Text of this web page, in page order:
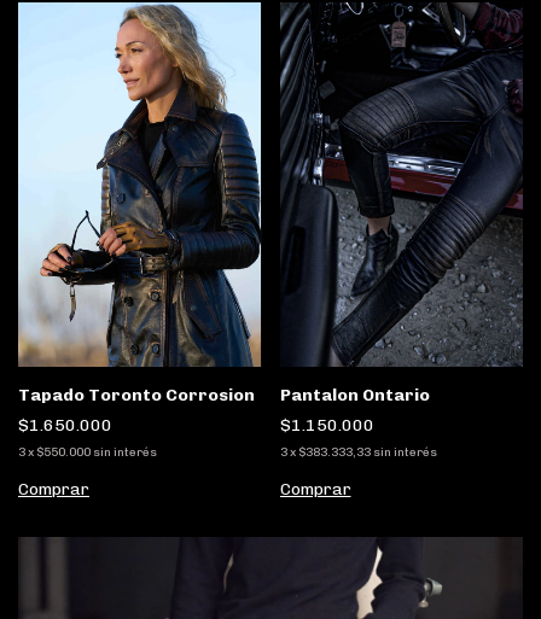
Tapado Toronto Corrosion
$1.650.000
3x $550.000 sin interés
Comprar
Pantalon Ontario
$1.150.000
3 x $383.333,33 sin interés
Comprar